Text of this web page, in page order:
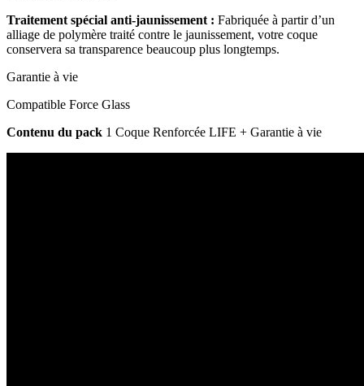
Traitement spécial anti-jaunissement : Fabriquée à partir d’un
alliage de polymère traité contre le jaunissement, votre coque
conservera sa transparence beaucoup plus longtemps.
Garantie à vie
Compatible Force Glass
Contenu du pack 1 Coque Renforcée LIFE + Garantie à vie